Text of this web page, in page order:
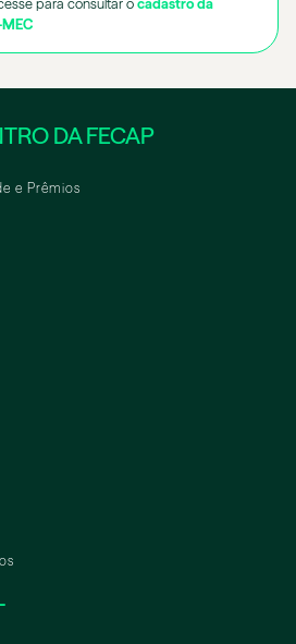
para consultar o cadastro da
DA FECAP
e Prêmios